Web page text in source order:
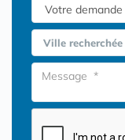
Ville recherchée